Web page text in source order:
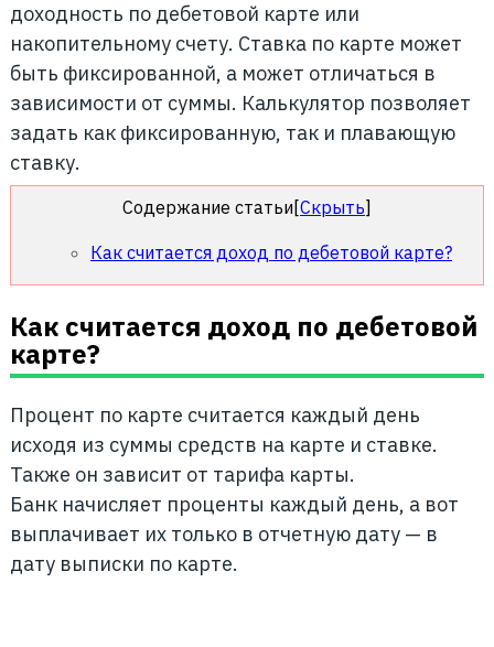
доходность по дебетовой карте или
накопительному счету. Ставка по карте может
быть фиксированной, а может отличаться в
зависимости от суммы. Калькулятор позволяет
задать как фиксированную, так и плавающую
ставку.
Содержание статьи [Скрыть]
Как считается доход по дебетовой карте?
Как считается доход по дебетовой
карте?
Процент по карте считается каждый день
исходя из суммы средств на карте и ставке.
Также он зависит от тарифа карты.
Банк начисляет проценты каждый день, а вот
выплачивает их только в отчетную дату — в
дату выписки по карте.